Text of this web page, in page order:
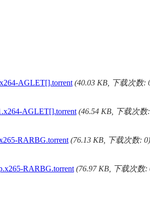
AGLET[].torrent (40.03 KB, 下载次数:
AGLET[].torrent (46.54 KB, 下载次数
RARBG.torrent (76.13 KB, 下载次数: 0)
RARBG.torrent (76.97 KB, 下载次数: